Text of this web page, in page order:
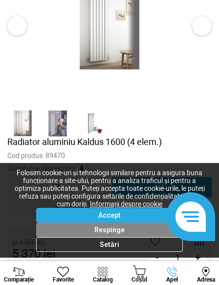
Radiator aluminiu Kaldus 1600 (4 elem.)
Cod produs: 89470
Cantitatea elementelor: 4
3 4
5
6 138lei
5 370lei - +
Cumpără acum
Comparație Favorite Catalog Coșul Apel Adresa
Viber Whatsapp
Folosim cookie-uri și tehnologii similare pentru a asigura buna
funcționare a site-ului, pentru a analiza traficul și pentru a
optimiza publicitatea. Puteți accepta toate cookie-urile, le puteți
refuza sau puteți configura setările de confidențialitate după
cum doriți.
Informații despre cookie
Accept
Respinge
Setări